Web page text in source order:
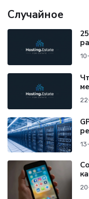
Случайное